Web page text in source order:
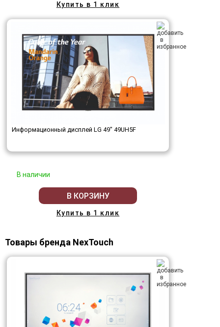
Купить в 1 клик
Информационный дисплей LG 49" 49UH5F
В наличии
В КОРЗИНУ
Купить в 1 клик
Товары бренда NexTouch